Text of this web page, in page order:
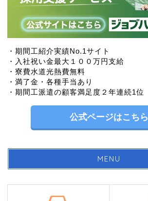
・期間工紹介実績No.1サイト
・入社祝い金最大１００万円支給
・寮費水道光熱費無料
・満了金・各種手当あり
・期間工派遣の顧客満足度２年連続1位
公式ページはこちら
MENU